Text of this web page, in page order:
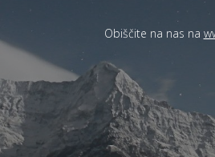
Obiščite na nas na